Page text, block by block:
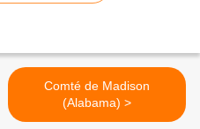
Comté de Madison
(Alabama) >